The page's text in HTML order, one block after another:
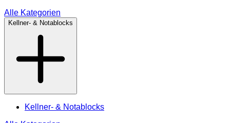
Alle Kategorien
Kellner- & Notablocks
Kellner- & Notablocks